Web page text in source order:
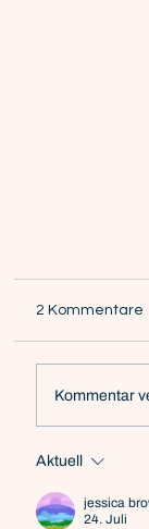
2 Kommentare
Kommentar
Aktuell
jessica
24. Juli